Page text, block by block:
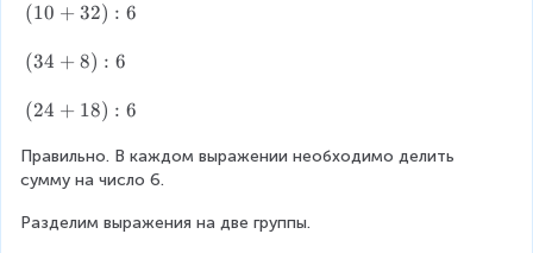
6
:
+
2
:
=
9
3
:
+
8
:
)
4
8
:
4
1
6
6
:
6
(
0
3
)
:
(10 + 32) : 6
(
4
8
)
6
(34 + 8) : 6
(
4
+
8
(24 + 18) : 6
Правильно. В каждом выражении необходимо делить
сумму на число 6.
Разделим выражения на две группы.